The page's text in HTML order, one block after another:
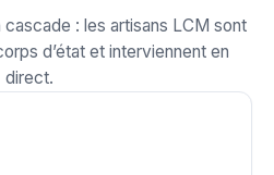
: les artisans LCM sont
d’état et interviennent en
direct.